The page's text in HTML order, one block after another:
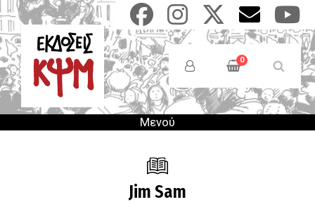
Παράκαμψη
προς
το
κυρίως
περιεχόμενο
Users
Menu
0
Μενού
Jim Sam